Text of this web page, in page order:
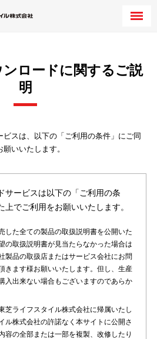
ロードに関するご説
明
スは、以下の「ご利用の条件」にご同
いいたします。
サービスは以下の「ご利用の条
でご利用をお願いいたします。
した全ての製品の取扱説明書を公開いた
の取扱説明書が見当たらなかった場合は
製品の取扱店またはサービス会社にお問
きます様お願いいたします。但し、生産
入出来ない場合もございますのであらか
芝ライフスタイル株式会社に帰属いたし
ル株式会社の許諾なく本サイトに公開さ
容の全部または一部を複製、改修したり